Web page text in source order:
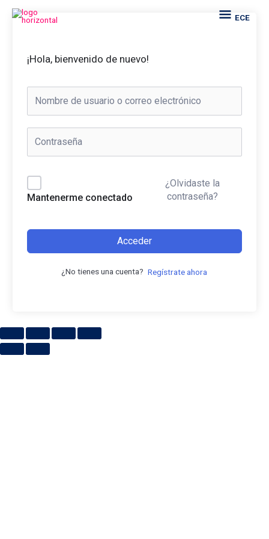
ECEECE
¡Hola, bienvenido de nuevo!
Mantenerme conectado
¿Olvidaste la
contraseña?
Acceder
¿No tienes una cuenta? Regístrate ahora